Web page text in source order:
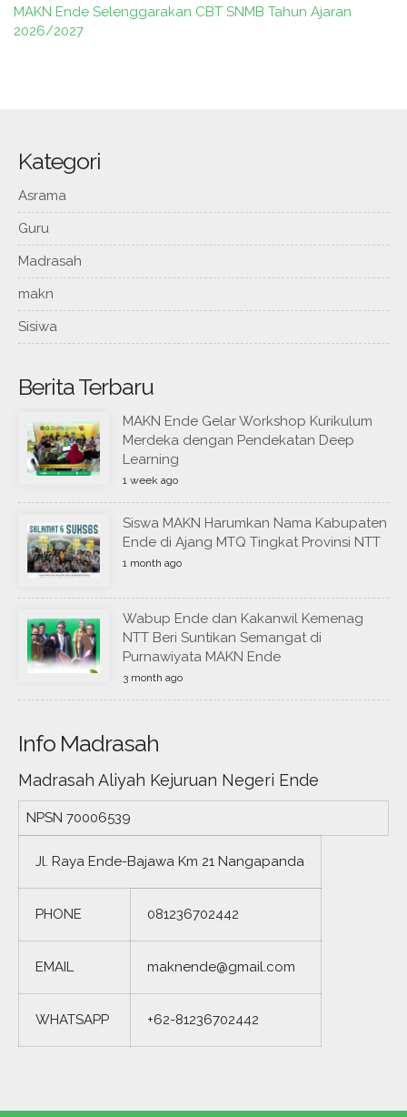
MAKN Ende Selenggarakan CBT SNMB Tahun Ajaran
2026/2027
Kategori
Asrama
Guru
Madrasah
makn
Sisiwa
Berita Terbaru
MAKN Ende Gelar Workshop Kurikulum
Merdeka dengan Pendekatan Deep
Learning
1 week ago
Siswa MAKN Harumkan Nama Kabupaten
Ende di Ajang MTQ Tingkat Provinsi NTT
1 month ago
Wabup Ende dan Kakanwil Kemenag
NTT Beri Suntikan Semangat di
Purnawiyata MAKN Ende
3 month ago
Info Madrasah
Madrasah Aliyah Kejuruan Negeri Ende
NPSN 70006539
Jl. Raya Ende-Bajawa Km 21 Nangapanda
PHONE 081236702442
EMAIL maknende@gmail.com
WHATSAPP +62-81236702442